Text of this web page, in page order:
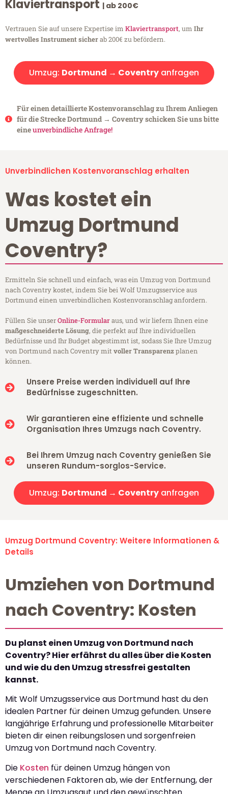
Klaviertransport | ab 200€
Vertrauen Sie auf unsere Expertise im Klaviertransport, um Ihr
wertvolles Instrument sicherab 200€ zu befördern.
Umzug: Dortmund → Coventry anfragen
Für einen detaillierte Kostenvoranschlag zu Ihrem Anliegen
für die Strecke Dortmund → Coventry schicken Sie uns bitte
eineunverbindliche Anfrage!
Unverbindlichen Kostenvoranschlag erhalten
Was kostet ein
Umzug Dortmund
Coventry?
Ermitteln Sie schnell und einfach, was ein Umzug von Dortmund
nach Coventry kostet, indem Sie bei Wolf Umzugsservice aus
Dortmund einen unverbindlichen Kostenvoranschlag anfordern.
Füllen Sie unserOnline-Formularaus, und wir liefern Ihnen eine
maßgeschneiderte Lösung, die perfekt auf Ihre individuellen
Bedürfnisse und Ihr Budget abgestimmt ist, sodass Sie Ihre Umzug
von Dortmund nach Coventry mitvoller Transparenzplanen
können.
Unsere Preise werden individuell auf Ihre
Bedürfnisse zugeschnitten.
Wir garantieren eine effiziente und schnelle
Organisation Ihres Umzugs nach Coventry.
Bei Ihrem Umzug nach Coventry genießen Sie
unseren Rundum-sorglos-Service.
Umzug: Dortmund → Coventry anfragen
Umzug Dortmund Coventry: Weitere Informationen &
Details
Umziehen von Dortmund
nach Coventry: Kosten
Du planst einen Umzug von Dortmund nach
Coventry? Hier erfährst du alles über die Kosten
und wie du den Umzug stressfrei gestalten
kannst.
Mit Wolf Umzugsservice aus Dortmund hast du den
idealen Partner für deinen Umzug gefunden. Unsere
langjährige Erfahrung und professionelle Mitarbeiter
bieten dir einen reibungslosen und sorgenfreien
Umzug von Dortmund nach Coventry.
Die Kosten für deinen Umzug hängen von
verschiedenen Faktoren ab, wie der Entfernung, der